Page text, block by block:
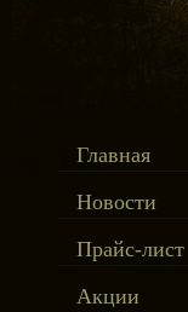
Главная
Новости
Прайс-лист
Акции